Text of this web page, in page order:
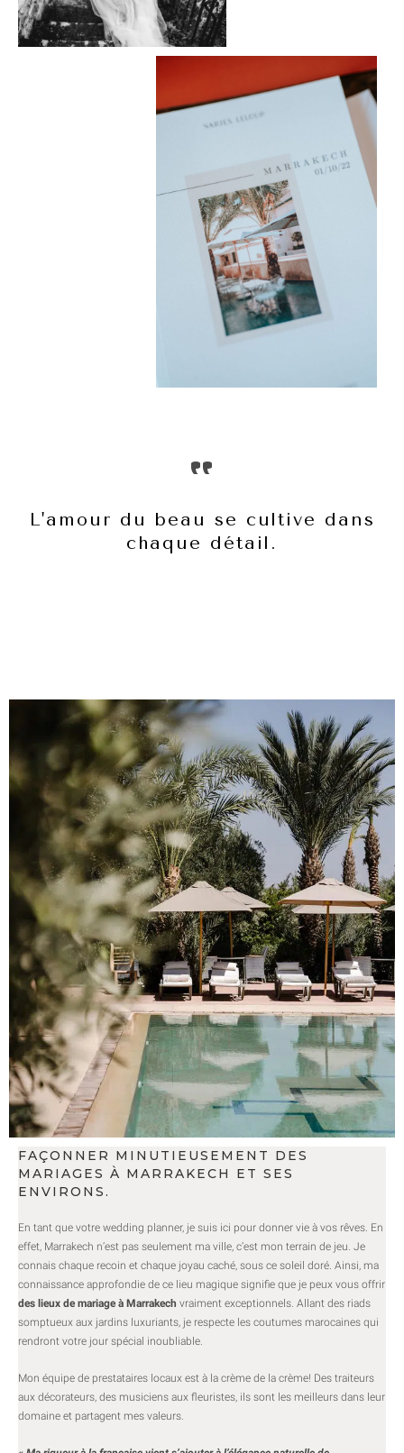
"
L'amour du beau se cultive dans
chaque détail.
FAÇONNER MINUTIEUSEMENT DES
MARIAGES À MARRAKECH ET SES
ENVIRONS.
En tant que votre wedding planner, je suis ici pour donner vie à vos rêves. En
effet, Marrakech n’est pas seulement ma ville, c’est mon terrain de jeu. Je
connais chaque recoin et chaque joyau caché, sous ce soleil doré. Ainsi, ma
connaissance approfondie de ce lieu magique signifie que je peux vous offrir
des lieux de mariage à Marrakech vraiment exceptionnels. Allant des riads
somptueux aux jardins luxuriants, je respecte les coutumes marocaines qui
rendront votre jour spécial inoubliable.
Mon équipe de prestataires locaux est à la crème de la crème! Des traiteurs
aux décorateurs, des musiciens aux fleuristes, ils sont les meilleurs dans leur
domaine et partagent mes valeurs.